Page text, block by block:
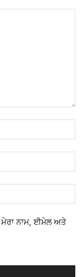
ਨਾਮ, ਈਮੇਲ ਅਤੇ